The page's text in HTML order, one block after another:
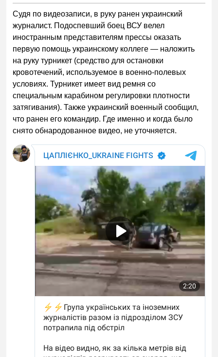
Судя по видеозаписи, в руку ранен украинский
журналист. Подоспевший боец ВСУ велел
иностранным представителям прессы оказать
первую помощь украинскому коллеге — наложить
на руку турникет (средство для остановки
кровотечений, используемое в военно-полевых
условиях. Турникет имеет вид ремня со
специальным карабином регулировки плотности
затягивания). Также украинский военный сообщил,
что ранен его командир. Где именно и когда было
снято обнародованное видео, не уточняется.